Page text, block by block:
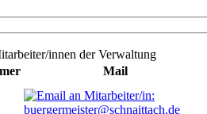
innen der Verwaltung
Mail